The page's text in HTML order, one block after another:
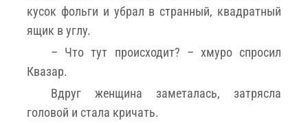
кусок фольги и убрал в странный, квадратный
ящик в углу.
– Что тут происходит? – хмуро спросил
Квазар.
Вдруг женщина заметалась, затрясла
головой и стала кричать.